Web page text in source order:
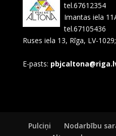
tel.67612354
Imantas iela
tel.67105436
Ruses iela 13, Rīga, LV-
E-pasts:
Pulciņi Nodarbību